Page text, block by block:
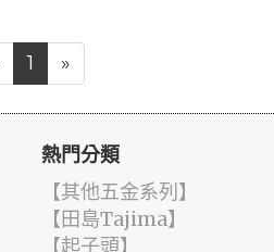
1 »
熱門分類
【其他五金系列】
【田島Tajima】
【起子頭】